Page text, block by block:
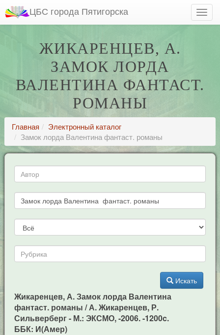
ЦБС города Пятигорска
ЖИКАРЕНЦЕВ, А.
ЗАМОК ЛОРДА
ВАЛЕНТИНА ФАНТАСТ.
РОМАНЫ
Главная
Электронный каталог
Замок лорда Валентина фантаст. романы
Искать
Жикаренцев, А. Замок лорда Валентина
фантаст. романы / А. Жикаренцев, Р.
Сильверберг - М.: ЭКСМО, -2006. -1200c.
ББК: И(Амер)